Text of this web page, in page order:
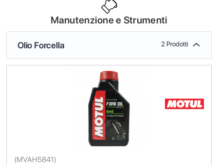
Manutenzione e Strumenti
Olio Forcella 2 Prodotti
(MVAH5841)